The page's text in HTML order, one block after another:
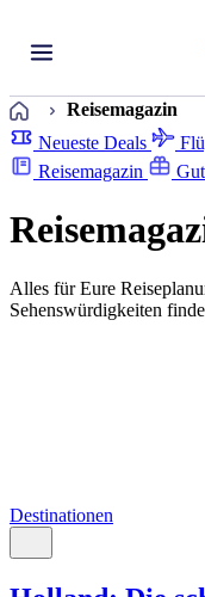
Startseite
Reisemagazin
Neueste Deals
Reisemagazin
Alles für Eure
Sehenswürdigkeiten
Destinationen